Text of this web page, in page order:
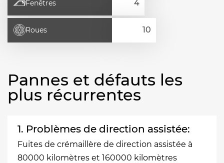
Fenêtres
Roues
Pannes et défauts les
plus récurrentes
1. Problèmes de direction assistée:
Fuites de crémaillère de direction assistée à
80000 kilomètres et 160000 kilomètres